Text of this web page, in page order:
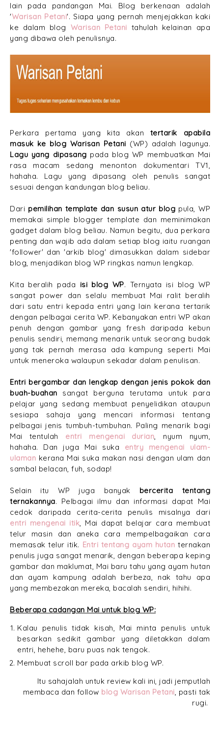
lain pada pandangan Mai. Blog berkenaan adalah
'Warisan Petani'. Siapa yang pernah menjejakkan kaki
ke dalam blog Warisan Petani tahulah kelainan apa
yang dibawa oleh penulisnya.
Perkara pertama yang kita akan tertarik apabila
masuk ke blog Warisan Petani (WP) adalah lagunya.
Lagu yang dipasang pada blog WP membuatkan Mai
rasa macam sedang menonton dokumentari TV1,
hahaha. Lagu yang dipasang oleh penulis sangat
sesuai dengan kandungan blog beliau.
Dari pemilihan template dan susun atur blog pula, WP
memakai simple blogger template dan meminimakan
gadget dalam blog beliau. Namun begitu, dua perkara
penting dan wajib ada dalam setiap blog iaitu ruangan
'follower' dan 'arkib blog' dimasukkan dalam sidebar
blog, menjadikan blog WP ringkas namun lengkap.
Kita beralih pada isi blog WP. Ternyata isi blog WP
sangat power dan selalu membuat Mai ralit beralih
dari satu entri kepada entri yang lain kerana tertarik
dengan pelbagai cerita WP. Kebanyakan entri WP akan
penuh dengan gambar yang fresh daripada kebun
penulis sendiri, memang menarik untuk seorang budak
yang tak pernah merasa ada kampung seperti Mai
untuk meneroka walaupun sekadar dalam penulisan.
Entri bergambar dan lengkap dengan jenis pokok dan
buah-buahan sangat berguna terutama untuk para
pelajar yang sedang membuat penyelidikan ataupun
sesiapa sahaja yang mencari informasi tentang
pelbagai jenis tumbuh-tumbuhan. Paling menarik bagi
Mai tentulah entri mengenai durian , nyum nyum,
hahaha. Dan juga Mai suka entry mengenai ulam-
ulaman kerana Mai suka makan nasi dengan ulam dan
sambal belacan, fuh, sodap!
Selain itu WP juga banyak bercerita tentang
ternakannya. Pelbagai ilmu dan informasi dapat Mai
cedok daripada cerita-cerita penulis misalnya dari
entri mengenai itik , Mai dapat belajar cara membuat
telur masin dan aneka cara mempelbagaikan cara
memasak telur itik. Entri tentang ayam hutan ternakan
penulis juga sangat menarik, dengan beberapa keping
gambar dan maklumat, Mai baru tahu yang ayam hutan
dan ayam kampung adalah berbeza, nak tahu apa
yang membezakan mereka, bacalah sendiri, hihihi.
Beberapa cadangan Mai untuk blog WP:
Kalau penulis tidak kisah, Mai minta penulis untuk
besarkan sedikit gambar yang diletakkan dalam
entri, hehehe, baru puas nak tengok.
Membuat scroll bar pada arkib blog WP.
Itu sahajalah untuk review kali ini, jadi jemputlah
membaca dan follow blog Warisan Petani , pasti tak
rugi.